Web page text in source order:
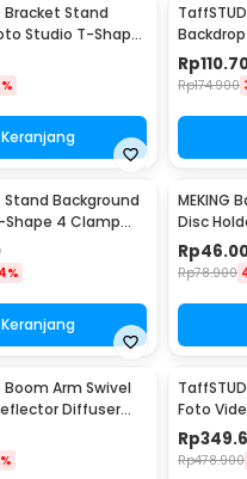
Bracket Stand
Studio T-Shape
- M138
Rp
Rp174.900
Stand Background
Shape 4 Clamp
M139
MEKING
Disc
Backdrop
Rp
Rp78.900
Boom Arm Swivel
Diffuser
60
Foto
LED -
Rp
Rp478.900